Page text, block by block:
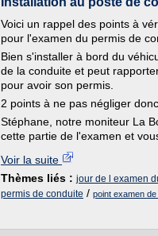
Voici un rappel des points à
pour l'examen du permis de
Bien s'installer à bord du
de la conduite et peut
pour avoir son permis.
2 points à ne pas négliger
Stéphane, notre moniteur La
cette partie de l'examen et
Voir la suite
Thèmes liés : jour de l examen
permis de conduite / point examen